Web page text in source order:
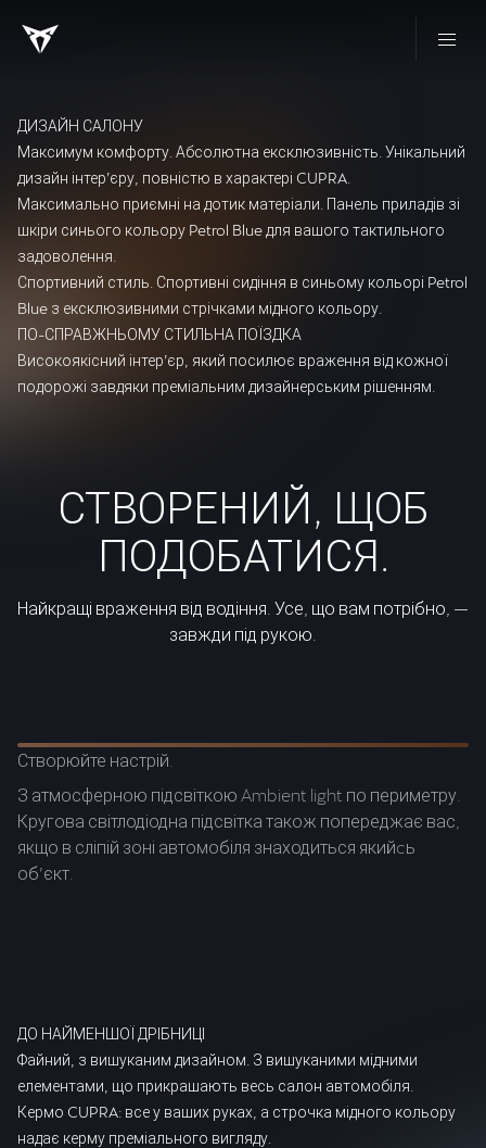
ДИЗАЙН САЛОНУ
Максимум комфорту. Абсолютна ексклюзивність. Унікальний
дизайн інтер’єру, повністю в характері CUPRA.
Максимально приємні на дотик матеріали. Панель приладів зі
шкіри синього кольору Petrol Blue для вашого тактильного
задоволення.
Спортивний стиль. Спортивні сидіння в синьому кольорі Petrol
Blue з ексклюзивними стрічками мідного кольору.
ПО-СПРАВЖНЬОМУ СТИЛЬНА ПОЇЗДКА
Високоякісний інтер’єр, який посилює враження від кожної
подорожі завдяки преміальним дизайнерським рішенням.
СТВОРЕНИЙ, ЩОБ
ПОДОБАТИСЯ.
Найкращі враження від водіння. Усе, що вам потрібно, —
завжди під рукою.
Створюйте настрій.
З атмосферною підсвіткою Ambient light по периметру.
Кругова світлодіодна підсвітка також попереджає вас,
якщо в сліпій зоні автомобіля знаходиться якийcь
об’єкт.
ДО НАЙМЕНШОЇ ДРІБНИЦІ
Файний, з вишуканим дизайном. З вишуканими мідними
елементами, що прикрашають весь салон автомобіля.
Кермо CUPRA: все у ваших руках, а строчка мідного кольору
надає керму преміального вигляду.